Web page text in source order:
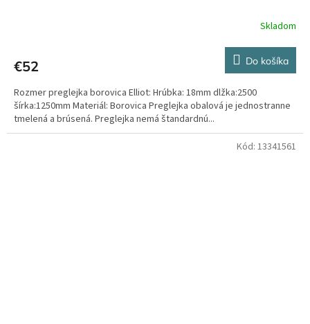
Skladom
€52 Do košíka
Rozmer preglejka borovica Elliot: Hrúbka: 18mm dlžka:2500
šírka:1250mm Materiál: Borovica Preglejka obalová je jednostranne
tmelená a brúsená. Preglejka nemá štandardnú...
Kód: 13341561